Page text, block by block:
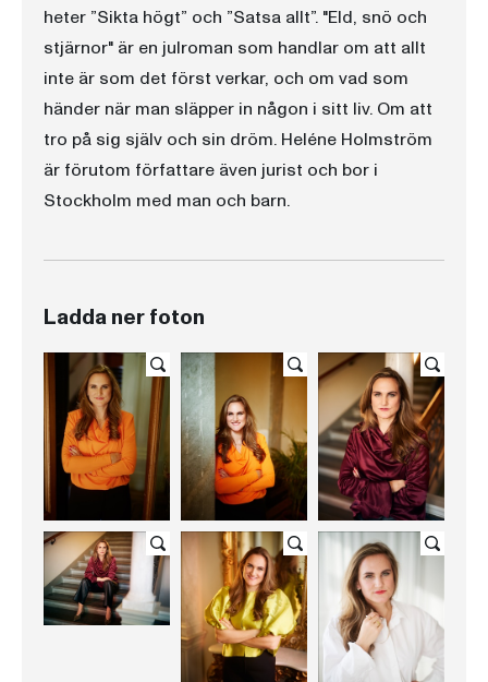
heter ”Sikta högt” och ”Satsa allt”. "Eld, snö och
stjärnor" är en julroman som handlar om att allt
inte är som det först verkar, och om vad som
händer när man släpper in någon i sitt liv. Om att
tro på sig själv och sin dröm. Heléne Holmström
är förutom författare även jurist och bor i
Stockholm med man och barn.
Ladda ner foton